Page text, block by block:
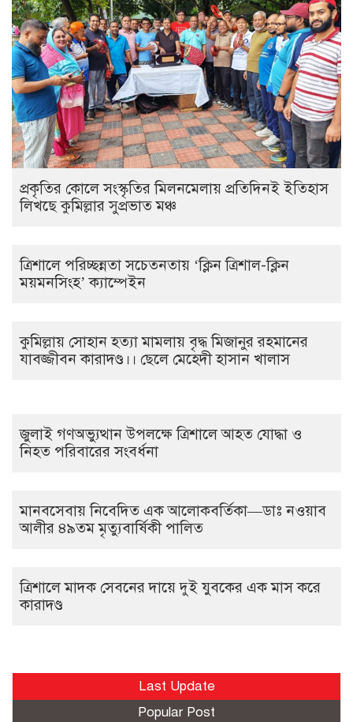
প্রকৃতির কোলে সংস্কৃতির মিলনমেলায় প্রতিদিনই ইতিহাস
লিখছে কুমিল্লার সুপ্রভাত মঞ্চ
ত্রিশালে পরিচ্ছন্নতা সচেতনতায় ‘ক্লিন ত্রিশাল-ক্লিন
ময়মনসিংহ’ ক্যাম্পেইন
কুমিল্লায় সোহান হত্যা মামলায় বৃদ্ধ মিজানুর রহমানের
যাবজ্জীবন কারাদণ্ড।। ছেলে মেহেদী হাসান খালাস
জুলাই গণঅভ্যুত্থান উপলক্ষে ত্রিশালে আহত যোদ্ধা ও
নিহত পরিবারের সংবর্ধনা
মানবসেবায় নিবেদিত এক আলোকবর্তিকা—ডাঃ নওয়াব
আলীর ৪৯তম মৃত্যুবার্ষিকী পালিত
ত্রিশালে মাদক সেবনের দায়ে দুই যুবকের এক মাস করে
কারাদণ্ড
Last Update
Popular Post